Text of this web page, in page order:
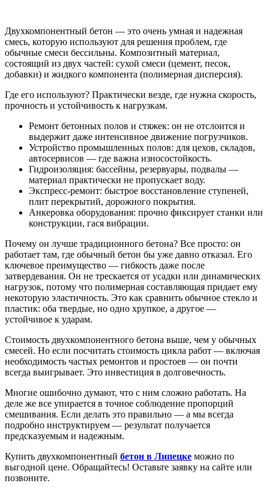
Двухкомпонентный бетон — это очень умная и надежная
смесь, которую используют для решения проблем, где
обычные смеси бессильны. Композитный материал,
состоящий из двух частей: сухой смеси (цемент, песок,
добавки) и жидкого компонента (полимерная дисперсия).
Где его используют? Практически везде, где нужна скорость,
прочность и устойчивость к нагрузкам.
Ремонт бетонных полов и стяжек: он не отслоится и
выдержит даже интенсивное движение погрузчиков.
Устройство промышленных полов: для цехов, складов,
автосервисов — где важна износостойкость.
Гидроизоляция: бассейны, резервуары, подвалы —
материал практически не пропускает воду.
Экспресс-ремонт: быстрое восстановление ступеней,
плит перекрытий, дорожного покрытия.
Анкеровка оборудования: прочно фиксирует станки или
конструкции, гася вибрации.
Почему он лучше традиционного бетона? Все просто: он
работает там, где обычный бетон бы уже давно отказал. Его
ключевое преимущество — гибкость даже после
затвердевания. Он не трескается от усадки или динамических
нагрузок, потому что полимерная составляющая придает ему
некоторую эластичность. Это как сравнить обычное стекло и
пластик: оба твердые, но одно хрупкое, а другое —
устойчивое к ударам.
Стоимость двухкомпонентного бетона выше, чем у обычных
смесей. Но если посчитать стоимость цикла работ — включая
необходимость частых ремонтов и простоев — он почти
всегда выигрывает. Это инвестиция в долговечность.
Многие ошибочно думают, что с ним сложно работать. На
деле же все упирается в точное соблюдение пропорций
смешивания. Если делать это правильно — а мы всегда
подробно инструктируем — результат получается
предсказуемым и надежным.
Купить двухкомпонентный бетон в Липецке можно по
выгодной цене. Обращайтесь! Оставьте заявку на сайте или
позвоните.